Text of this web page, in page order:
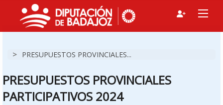
> PRESUPUESTOS PROVINCIALES...
PRESUPUESTOS PROVINCIALES
PARTICIPATIVOS 2024